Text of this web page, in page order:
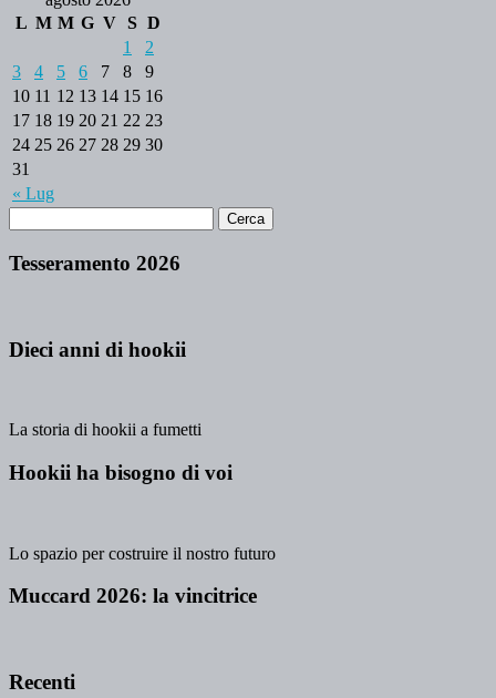
L M M G V S D
« Lug
1
2
3
4 5 6 7 8
9
10 11 12 13 14 15 16
17 18 19 20 21 22 23
24 25 26 27 28 29 30
31
Tesseramento 2026
Dieci anni di hookii
La storia di hookii a fumetti
Hookii ha bisogno di voi
Lo spazio per costruire il nostro futuro
Muccard 2026: la vincitrice
Recenti